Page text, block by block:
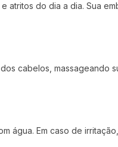
do dia a dia. Sua
cabelos,
água. Em caso de